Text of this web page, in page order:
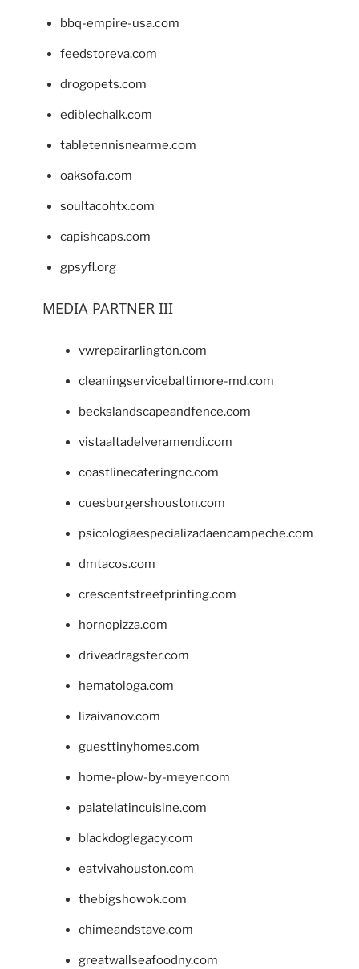
bbq-empire-usa.com
feedstoreva.com
drogopets.com
ediblechalk.com
tabletennisnearme.com
oaksofa.com
soultacohtx.com
capishcaps.com
gpsyfl.org
MEDIA PARTNER III
vwrepairarlington.com
cleaningservicebaltimore-md.com
beckslandscapeandfence.com
vistaaltadelveramendi.com
coastlinecateringnc.com
cuesburgershouston.com
psicologiaespecializadaencampeche.com
dmtacos.com
crescentstreetprinting.com
hornopizza.com
driveadragster.com
hematologa.com
lizaivanov.com
guesttinyhomes.com
home-plow-by-meyer.com
palatelatincuisine.com
blackdoglegacy.com
eatvivahouston.com
thebigshowok.com
chimeandstave.com
greatwallseafoodny.com